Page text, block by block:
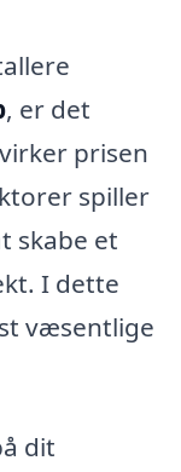
, er det
prisen
spiller
skabe et
I dette
væsentlige
dit